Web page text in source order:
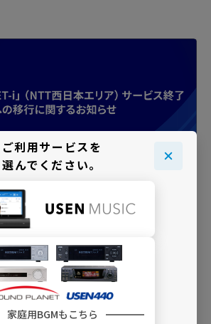
ご利用サービスを
選んでください。
家庭用BGMもこちら